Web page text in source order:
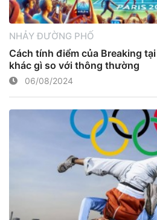
NHẢY ĐƯỜNG PHỐ
Cách tính điểm của Breaking
khác gì so với thông thường
06/08/2024